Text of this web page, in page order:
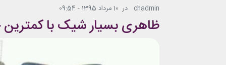
chadmin در 10 مرداد 1395 - 09:54
ظاهری بسیار شیک با